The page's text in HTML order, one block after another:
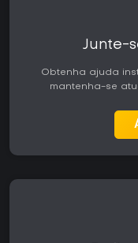
Junte-
Obtenha ajuda
mantenha-se